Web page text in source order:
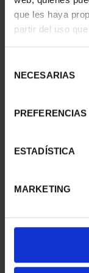
que les haya
partir del uso
NECESARIAS
PREFERENCIAS
ESTADÍSTICA
MARKETING
II -
73,00 €